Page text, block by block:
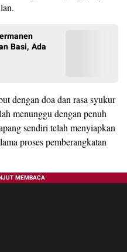
Basi, Ada
dengan doa dan rasa syukur
menunggu dengan penuh
sendiri telah menyiapkan
proses pemberangkatan